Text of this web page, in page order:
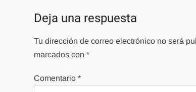
entradas
Deja una respuesta
Tu dirección de correo electrónico no será
marcados con*
Comentario*